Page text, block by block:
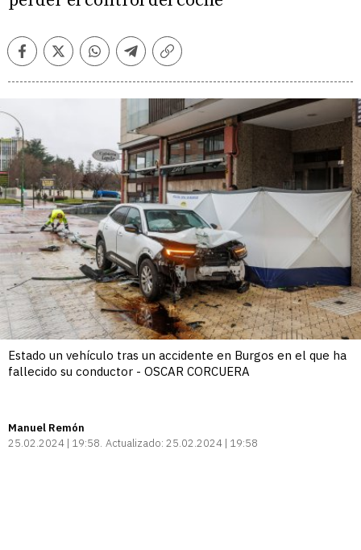
FacebookTwitterWhatsappTelegramCopiar
Estado un vehículo tras un accidente en Burgos en el que ha
fallecido su conductor - OSCAR CORCUERA
Manuel Remón
25.02.2024 | 19:58 Actualizado: 25.02.2024 | 19:58